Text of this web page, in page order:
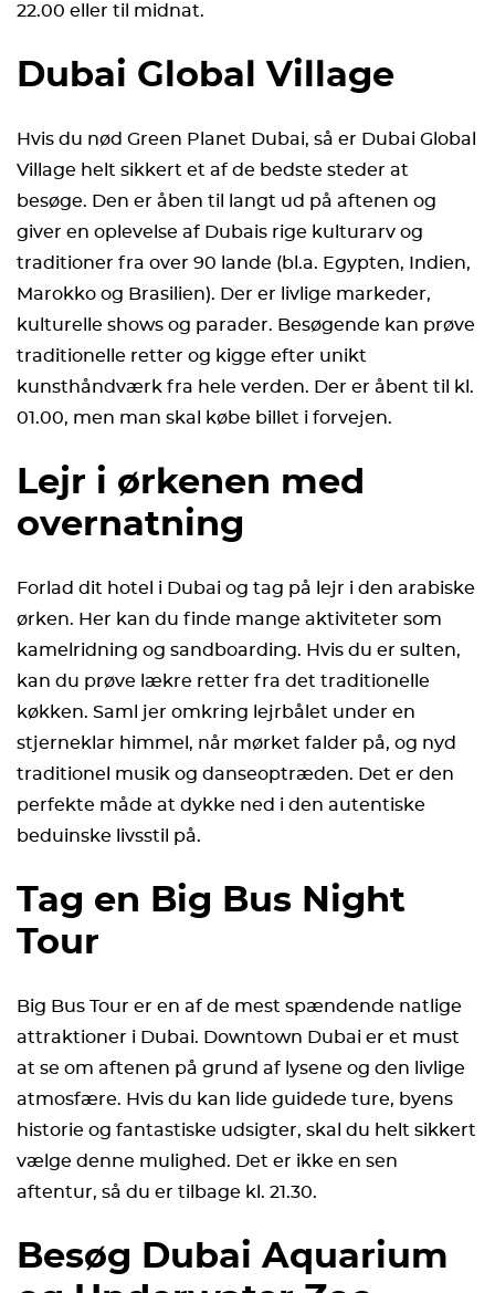
22.00 eller til midnat.
Dubai Global Village
Hvis du nød Green Planet Dubai, så er Dubai Global
Village helt sikkert et af de bedste steder at
besøge. Den er åben til langt ud på aftenen og
giver en oplevelse af Dubais rige kulturarv og
traditioner fra over 90 lande (bl.a. Egypten, Indien,
Marokko og Brasilien). Der er livlige markeder,
kulturelle shows og parader. Besøgende kan prøve
traditionelle retter og kigge efter unikt
kunsthåndværk fra hele verden. Der er åbent til kl.
01.00, men man skal købe billet i forvejen.
Lejr i ørkenen med
overnatning
Forlad dit hotel i Dubai og tag på lejr i den arabiske
ørken. Her kan du finde mange aktiviteter som
kamelridning og sandboarding. Hvis du er sulten,
kan du prøve lækre retter fra det traditionelle
køkken. Saml jer omkring lejrbålet under en
stjerneklar himmel, når mørket falder på, og nyd
traditionel musik og danseoptræden. Det er den
perfekte måde at dykke ned i den autentiske
beduinske livsstil på.
Tag en Big Bus Night
Tour
Big Bus Tour er en af de mest spændende natlige
attraktioner i Dubai. Downtown Dubai er et must
at se om aftenen på grund af lysene og den livlige
atmosfære. Hvis du kan lide guidede ture, byens
historie og fantastiske udsigter, skal du helt sikkert
vælge denne mulighed. Det er ikke en sen
aftentur, så du er tilbage kl. 21.30.
Besøg Dubai Aquarium